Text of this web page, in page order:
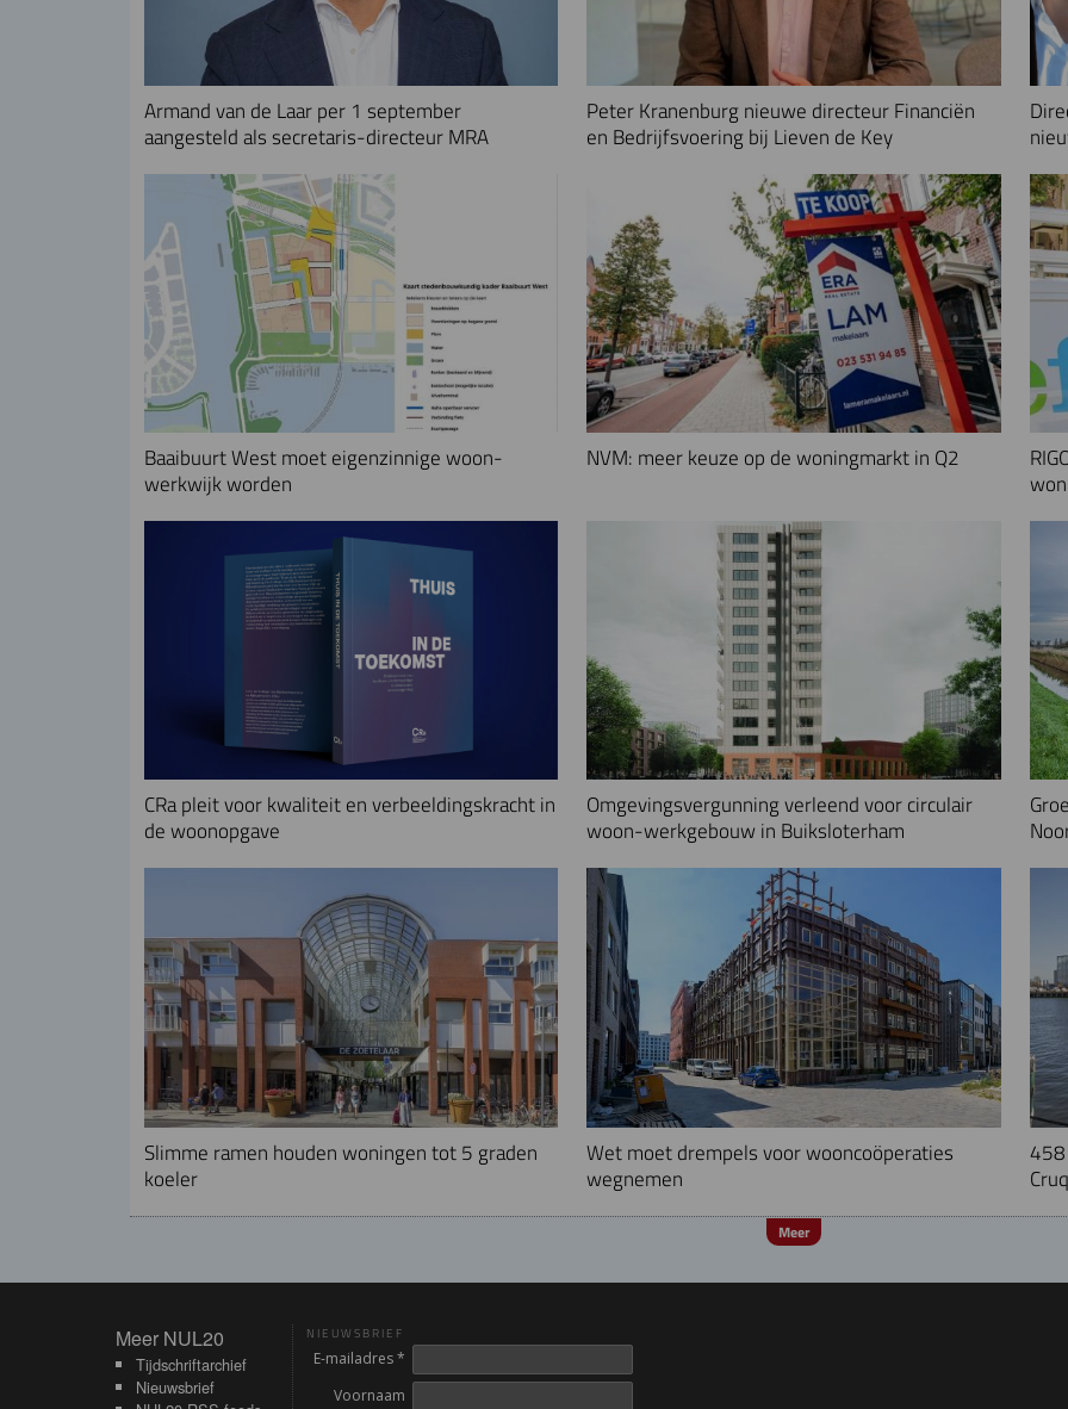
Armand van de Laar per 1 september
aangesteld als secretaris-directeur MRA
Peter Kranenburg nieuwe directeur Financiën
en Bedrijfsvoering bij Lieven de Key
Baaibuurt West moet eigenzinnige woon-
werkwijk worden
NVM: meer keuze op de woningmarkt in Q2
CRa pleit voor kwaliteit en verbeeldingskracht in
de woonopgave
Omgevingsvergunning verleend voor circulair
woon-werkgebouw in Buiksloterham
Slimme ramen houden woningen tot 5 graden
koeler
Wet moet drempels voor wooncoöperaties
wegnemen
Meer
Meer NUL20
Meer NUL20
Tijdschriftarchief
Nieuwsbrief
NIEUWSBRIEF
E-mailadres *
Voornaam